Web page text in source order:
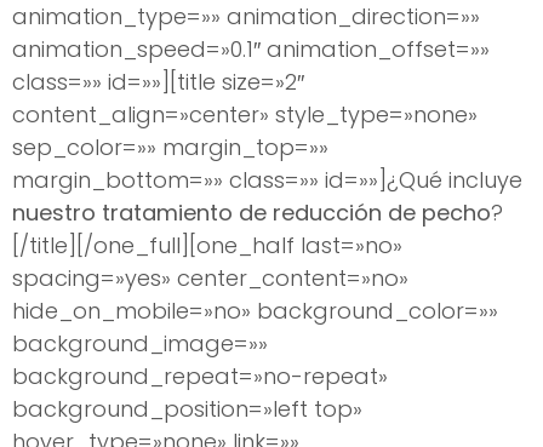
animation_type=»» animation_direction=»»
animation_speed=»0.1″ animation_offset=»»
class=»» id=»»][title size=»2″
content_align=»center» style_type=»none»
sep_color=»» margin_top=»»
margin_bottom=»» class=»» id=»»]¿Qué incluye
nuestro tratamiento de reducción de pecho?
[/title][/one_full][one_half last=»no»
spacing=»yes» center_content=»no»
hide_on_mobile=»no» background_color=»»
background_image=»»
background_repeat=»no-repeat»
background_position=»left top»